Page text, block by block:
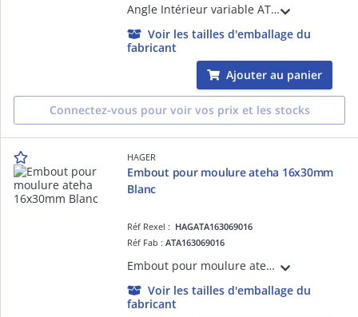
Angle Intérieur variable ATA 20X50 Pure
Voir les tailles d'emballage du
fabricant
Ajouter au panier
Connectez-vous pour voir vos prix et les stocks
HAGER
Embout pour moulure ateha 16x30mm
Blanc
Réf Rexel : HAGATA163069016
Réf Fab :ATA163069016
Embout pour moulure ateha 16x30mm Blanc. Permet de masquer les défauts de coupe et de respecter l'indice de protection.
Voir les tailles d'emballage du
fabricant